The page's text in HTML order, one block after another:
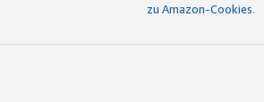
zu Amazon-Cookies.